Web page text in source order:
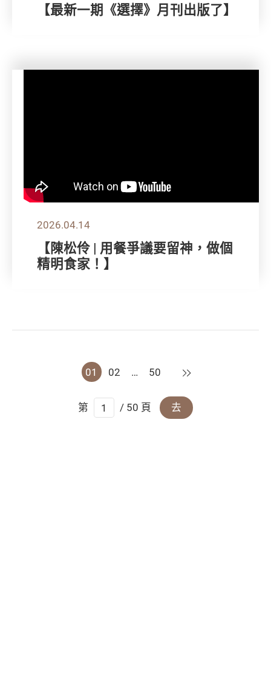
【最新一期《選擇》月刊出版了】
2026.04.14
【陳松伶 | 用餐爭議要留神，做個
精明食家！】
01 02 … 50 下一頁
第 / 50 頁 去